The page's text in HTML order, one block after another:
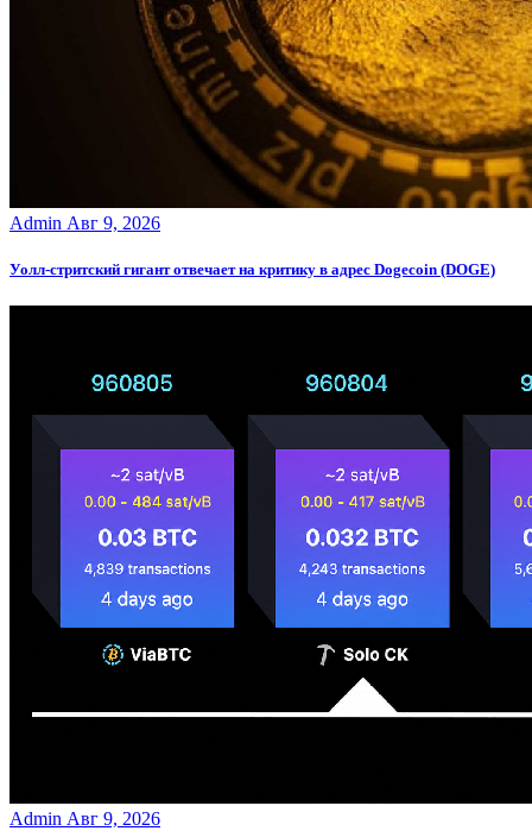
Admin Авг 9, 2026
Уолл-стритский гигант отвечает на критику в адрес Dogecoin (DOGE)
Admin Авг 9, 2026